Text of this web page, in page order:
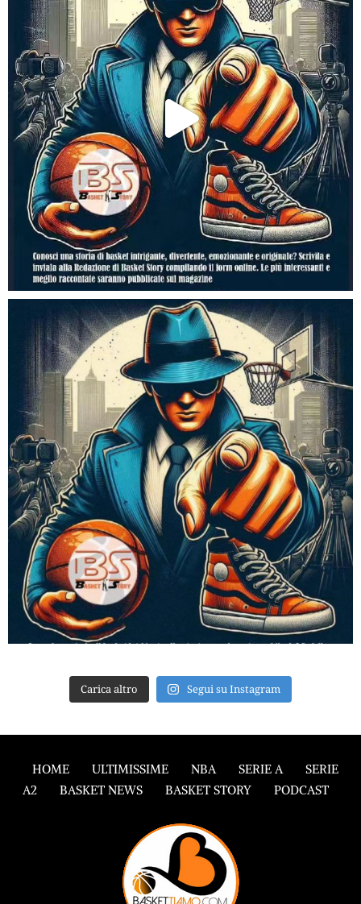
Carica altro Segui su Instagram
HOME ULTIMISSIME NBA SERIE A
SERIE
A2
BASKET NEWS BASKET STORY PODCAST